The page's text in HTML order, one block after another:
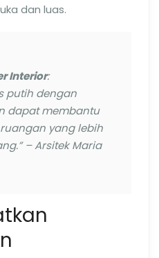
dan luas.
Interior:
putih dengan
dapat membantu
yang lebih
– Arsitek Maria